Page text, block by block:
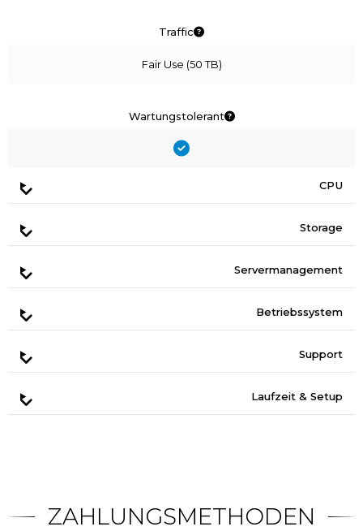
Traffic
Fair Use (50 TB)
Wartungstolerant
CPU
Storage
Servermanagement
Betriebssystem
Support
Laufzeit & Setup
ZAHLUNGSMETHODEN